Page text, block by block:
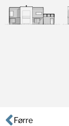
Førre